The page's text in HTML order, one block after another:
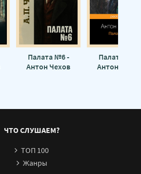
Палата №6 -
Антон Чехов
Палата №6 -
Антон Чехов
ЧТО СЛУШАЕМ?
ТОП 100
Жанры